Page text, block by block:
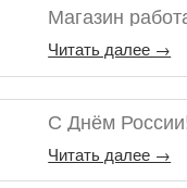
Магазин
Читать далее →
С Днём
Читать далее →